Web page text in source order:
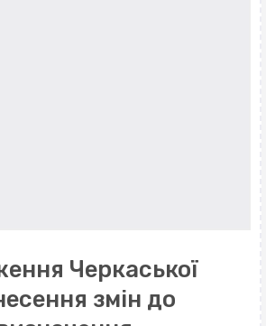
Черкаської
змін до